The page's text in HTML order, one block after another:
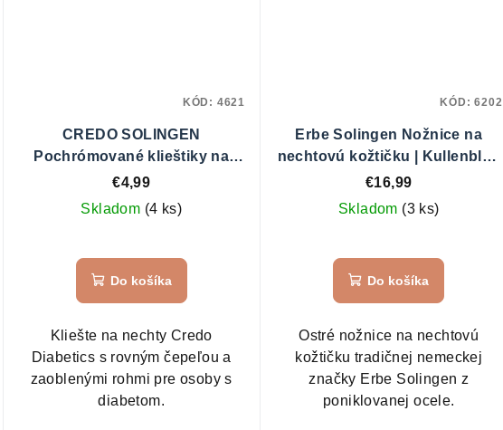
CREDO SOLINGEN
Pochrómované klieštiky na
nechty pre diabetikov č.11537
€4,99
Skladom (4 ks)
Do košíka
Kliešte na nechty Credo
Diabetics s rovným čepeľou a
zaoblenými rohmi pre osoby s
diabetom.
KÓD: 4621
Erbe Solingen Nožnice na
nechtovú kožtičku | Kullenblatt
91081
€16,99
Skladom (3 ks)
Do košíka
Ostré nožnice na nechtovú
kožtičku tradičnej nemeckej
značky Erbe Solingen z
poniklovanej ocele.
KÓD:6202